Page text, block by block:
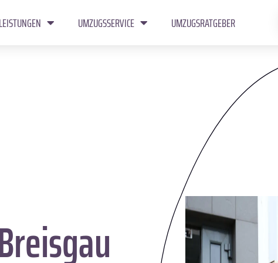
UMZUGSSERVICE UMZUGSRATGEBER